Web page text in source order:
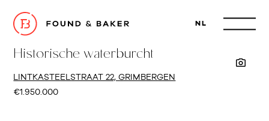
NL
Historische waterburcht
LINTKASTEELSTRAAT 22, GRIMBERGEN
€1.950.000